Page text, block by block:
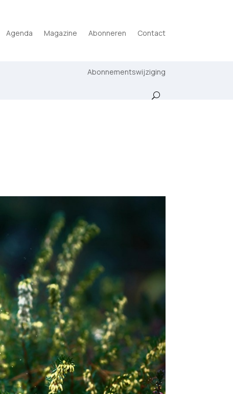
Agenda Magazine Abonneren Contact
Abonnementswijziging